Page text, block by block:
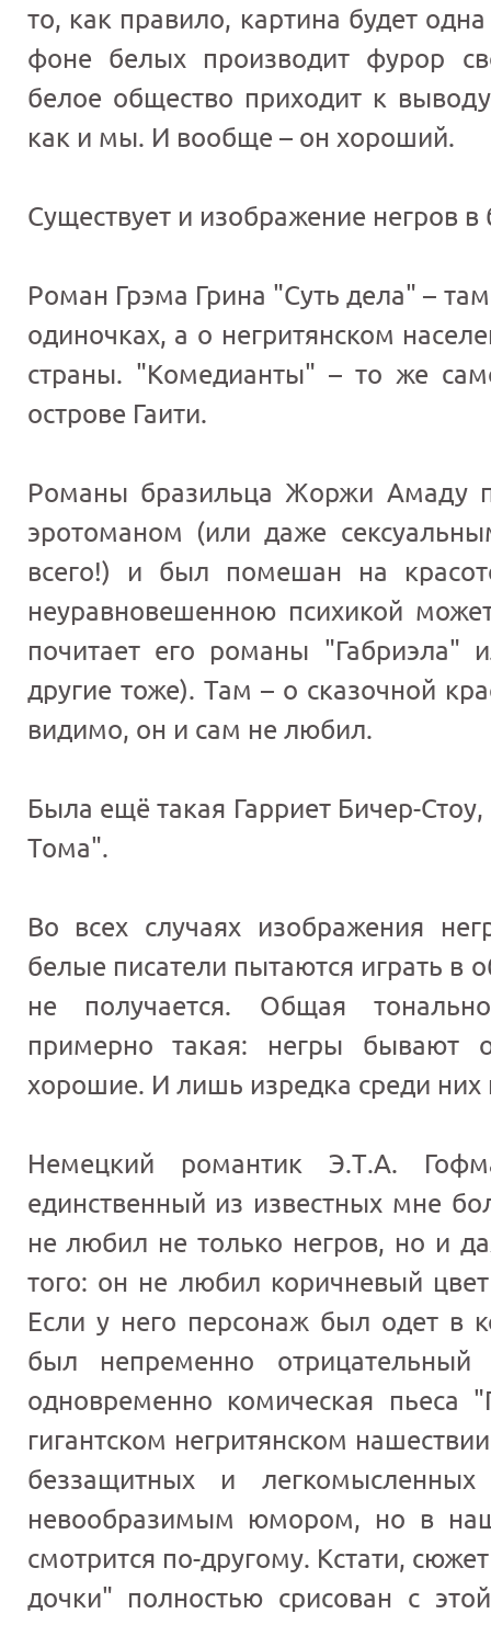
то, как правило, картина будет
фоне белых производит фурор
белое общество приходит к
как и мы. И вообще – он хороший.
Существует и изображение негров
Роман Грэма Грина "Суть дела" –
одиночках, а о негритянском
страны. "Комедианты" – то же
острове Гаити.
Романы бразильца Жоржи Амаду
эротоманом (или даже
всего!) и был помешан на
неуравновешенною психикой
почитает его романы
другие тоже). Там – о сказочной
видимо, он и сам не любил.
Была ещё такая Гарриет Бичер-
Тома".
Во всех случаях изображения
белые писатели пытаются играть в
не получается. Общая
примерно такая: негры бывают
хорошие. И лишь изредка среди них
Немецкий романтик Э.Т.А.
единственный из известных мне
не любил не только негров, но и
того: он не любил коричневый
Если у него персонаж был одет в
был непременно
одновременно комическая пьеса
гигантском негритянском
беззащитных и
невообразимым юмором, но в
смотрится по-другому. Кстати,
дочки" полностью срисован с